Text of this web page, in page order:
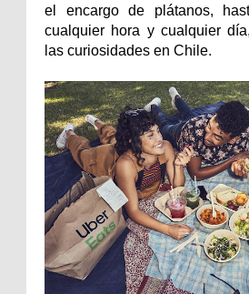
el encargo de plátanos,
cualquier hora y cualquier
las curiosidades en Chile.